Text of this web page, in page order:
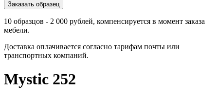
Заказать образец
10 образцов - 2 000 рублей, компенсируется в момент заказа
мебели.
Доставка оплачивается согласно тарифам почты или
транспортных компаний.
Mystic 252